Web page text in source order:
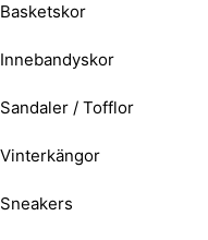
Basketskor
Innebandyskor
Sandaler / Tofflor
Vinterkängor
Sneakers